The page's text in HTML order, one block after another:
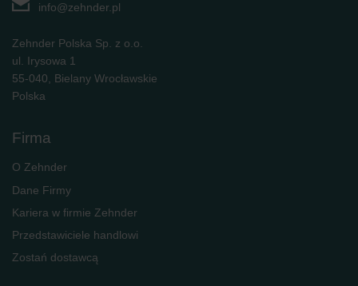
info@zehnder.pl
Zehnder Polska Sp. z o.o.
ul. Irysowa 1
55-040, Bielany Wrocławskie
Polska
Firma
O Zehnder
Dane Firmy
Kariera w firmie Zehnder
Przedstawiciele handlowi
Zostań dostawcą